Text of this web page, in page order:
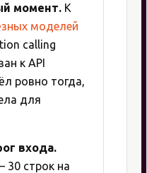
момент. К
моделей
calling
к API
ровно тогда,
для
входа.
строк на